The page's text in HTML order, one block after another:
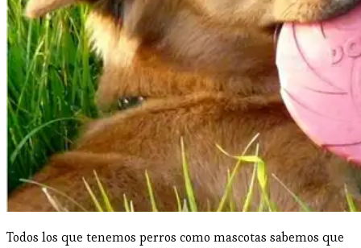
Todos los que tenemos perros como mascotas sabemos que